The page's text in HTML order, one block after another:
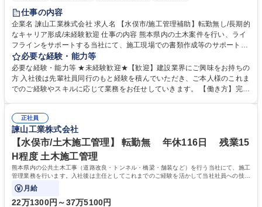
仕事の内容
企業名 諫山工業株式会社 求人名 【水俣市/施工管理補助】転勤無し/長期的
なキャリア形成/未経験歓迎 仕事の内容 熊本県内の土木案件を行い、ライ
フラインをサポートする当社にて、施工現場での書類作成等のサポート業
務をお任せします。将来的には施工管理としてご活躍を期待しておりま
す。 【具体的な案件内容】施工管理担当者の補助役として ■現場報告書や
作成書類の作成業務 ■ドローンでの測定や撮影業務、等 ※働き方改革に力
を注いでおり、施工管理の業務ひっ迫を軽減するために補助担当として簡
方改での年間休日増加を行っております。 募集職種 【水俣市/施工管理補
助】転勤無し/長期的なキャリア形成/未経験歓迎
必要な経験・能力等
必要な経験・能力等 ★未経験歓迎★【歓迎】建設業界にご興味をお持ちの
方 入社後は先輩社員同行のもと経験を積んでいただき、ご本人様のこれま
でのご経験やスキルに応じて業務をお任せしていきます。 【働き方】完全
えております。取引先の8割は官公庁であり、熊本県や国土交通省からの
表彰も数多くいただいております。近年は働き方改革にも力を注いでお
り、熊本県から「ブライト企業」としても認定いただいております。 学
歴・資格 学歴：大学院 大学 高専 短大 専修学校 高校 語学力： 資格：
正社員
諫山工業株式会社
【水俣市/土木施工管理】 転勤無 年休116日 残業15
H程度 土木施工管理
熊本県内の公共土木工事（道路改良・トンネル・橋梁・舗装など）を行う当社にて、施工
管理業務を行います。入社後は主任としてこれまでのご経験を活かして当社社員への技術
伝承や育成を期待いたします。
月給
22万1300円～37万5100円